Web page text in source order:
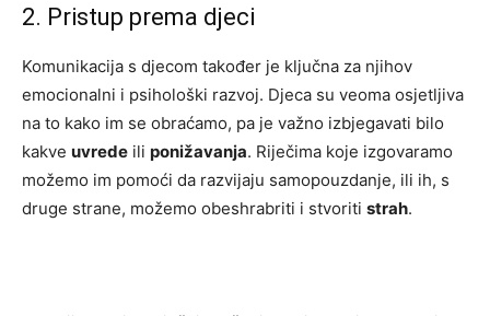
2. Pristup prema djeci
Komunikacija s djecom također je ključna za njihov
emocionalni i psihološki razvoj. Djeca su veoma osjetljiva
na to kako im se obraćamo, pa je važno izbjegavati bilo
kakve uvrede ili ponižavanja. Riječima koje izgovaramo
možemo im pomoći da razvijaju samopouzdanje, ili ih, s
druge strane, možemo obeshrabriti i stvoriti strah.